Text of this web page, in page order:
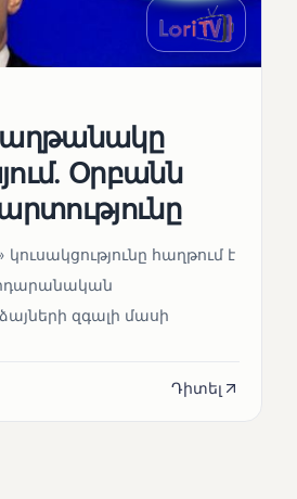
Օրբանն
հաղթում է
ձայների զգալի մասի
Դիտել